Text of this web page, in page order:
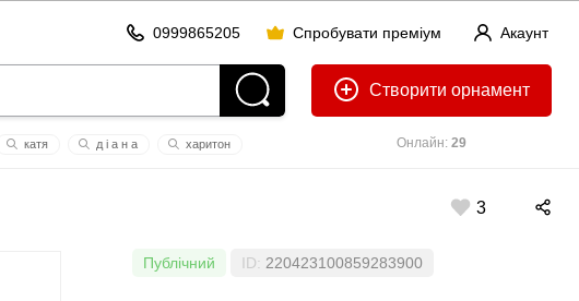
Акаунт
0999865205 Спробувати преміум
Створити
Онлайн: 29
кaтя д і а н а
хaритон
3
Публічний ID: 220423100859283900